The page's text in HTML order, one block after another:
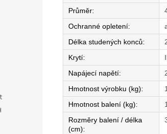
Průměr:
Ochranné opletení:
Délka studených konců:
Krytí:
Napájecí napětí:
Hmotnost výrobku (kg):
Hmotnost balení (kg):
Rozměry balení / délka
(cm):